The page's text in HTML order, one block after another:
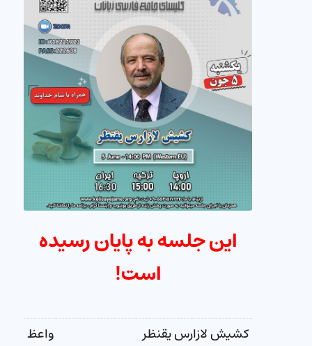
این جلسه به پایان رسیده
است!
واعظ
کشیش لازارس یقنظر